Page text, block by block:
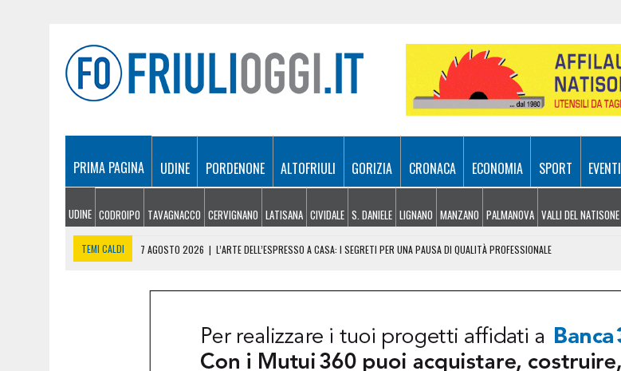
PRIMA PAGINA UDINE PORDENONE ALTOFRIULI GORIZIA CRONACA ECONOMIA SPORT EVENTI
UDINE CODROIPO TAVAGNACCO CERVIGNANO LATISANA CIVIDALE S. DANIELE LIGNANO MANZANO PALMANOVA VALLI DEL NATISONE
TEMI CALDI 7 AGOSTO 2026 | L’ARTE DELL’ESPRESSO A CASA: I SEGRETI PER UNA PAUSA DI QUALITÀ PROFESSIONALE
AUTOSTRADE, SABATO DA BOLLINO NERO: 200MILA VEICOLI IN VIAGGIO, SCATTA LA MAXI TASK FORCE
LE PREVISIONI METEO PER IL WEEKEND IN FRIULI VENEZIA GIULIA